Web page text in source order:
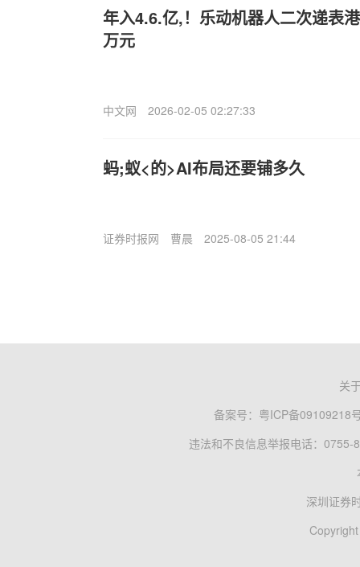
年入4.6.亿,！乐动机器人二次递表
万元
中文网 2026-02-05 02:27:33
蚂;蚁<的>AI布局还要铺多久
证券时报网 曹晨 2025-08-05 21:44
关
备案号： 粤ICP备09109218
违法和不良信息举报电话：0755-
深圳证券